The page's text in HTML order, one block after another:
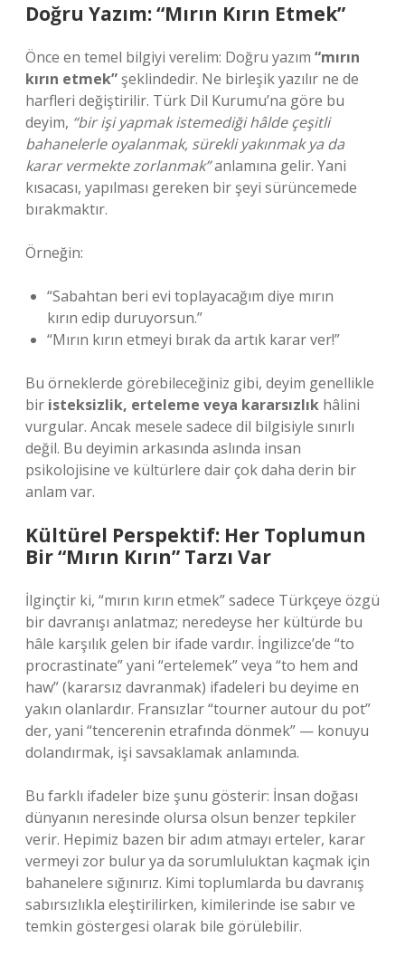
Doğru Yazım: “Mırın Kırın Etmek”
Önce en temel bilgiyi verelim: Doğru yazım “mırın
kırın etmek” şeklindedir. Ne birleşik yazılır ne de
harfleri değiştirilir. Türk Dil Kurumu’na göre bu
deyim, “bir işi yapmak istemediği hâlde çeşitli
bahanelerle oyalanmak, sürekli yakınmak ya da
karar vermekte zorlanmak”anlamına gelir. Yani
kısacası, yapılması gereken bir şeyi sürüncemede
bırakmaktır.
Örneğin:
“Sabahtan beri evi toplayacağım diye mırın
kırın edip duruyorsun.”
“Mırın kırın etmeyi bırak da artık karar ver!”
Bu örneklerde görebileceğiniz gibi, deyim genellikle
bir isteksizlik, erteleme veya kararsızlık hâlini
vurgular. Ancak mesele sadece dil bilgisiyle sınırlı
değil. Bu deyimin arkasında aslında insan
psikolojisine ve kültürlere dair çok daha derin bir
anlam var.
Kültürel Perspektif: Her Toplumun
Bir “Mırın Kırın” Tarzı Var
İlginçtir ki, “mırın kırın etmek” sadece Türkçeye özgü
bir davranışı anlatmaz; neredeyse her kültürde bu
hâle karşılık gelen bir ifade vardır. İngilizce’de “to
procrastinate” yani “ertelemek” veya “to hem and
haw” (kararsız davranmak) ifadeleri bu deyime en
yakın olanlardır. Fransızlar “tourner autour du pot”
der, yani “tencerenin etrafında dönmek” — konuyu
dolandırmak, işi savsaklamak anlamında.
Bu farklı ifadeler bize şunu gösterir: İnsan doğası
dünyanın neresinde olursa olsun benzer tepkiler
verir. Hepimiz bazen bir adım atmayı erteler, karar
vermeyi zor bulur ya da sorumluluktan kaçmak için
bahanelere sığınırız. Kimi toplumlarda bu davranış
sabırsızlıkla eleştirilirken, kimilerinde ise sabır ve
temkin göstergesi olarak bile görülebilir.